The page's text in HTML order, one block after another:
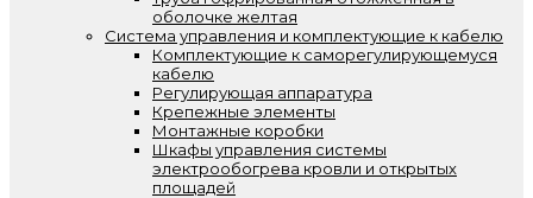
оболочке желтая
Система управления и комплектующие к кабелю
Комплектующие к саморегулирующемуся
кабелю
Регулирующая аппаратура
Крепежные элементы
Монтажные коробки
Шкафы управления системы
электрообогрева кровли и открытых
площадей